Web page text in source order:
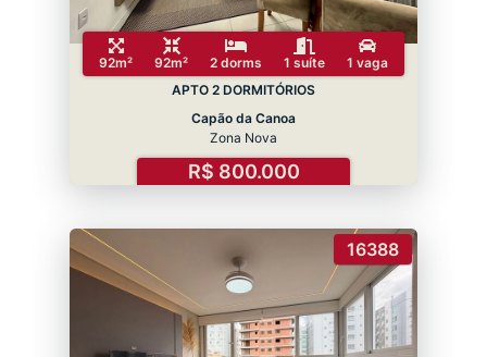
92m² 92m² 2 dorms 1 suíte
1 vaga
APTO 2 DORMITÓRIOS
Capão da Canoa
Zona Nova
R$ 800.000
16388